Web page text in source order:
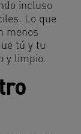
incluso
Lo que
menos
tú y tu
y limpio.